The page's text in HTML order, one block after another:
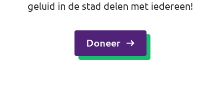
geluid in de stad delen met iedereen!
Doneer